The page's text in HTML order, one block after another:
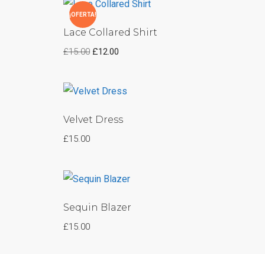
¡OFERTA!
Lace Collared Shirt
£15.00 £12.00
Velvet Dress
£15.00
Sequin Blazer
£15.00